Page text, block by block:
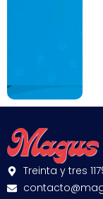
Treinta y tres